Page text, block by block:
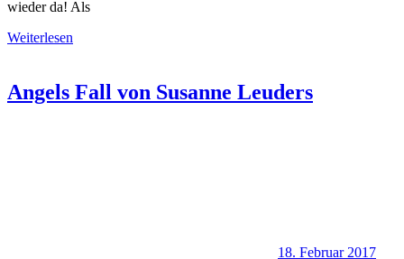
wieder da! Als
Weiterlesen
Angels Fall von Susanne Leuders
18. Februar 2017